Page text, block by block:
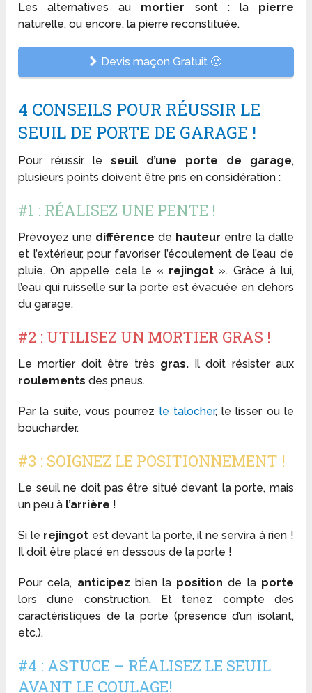
Les alternatives au mortier sont : la pierre
naturelle, ou encore, la pierre reconstituée.
Devis maçon Gratuit 🙂
4 CONSEILS POUR RÉUSSIR LE
SEUIL DE PORTE DE GARAGE !
Pour réussir leseuil d’une porte de garage,
plusieurs points doivent être pris en considération :
#1 : RÉALISEZ UNE PENTE !
Prévoyez une différence de hauteur entre la dalle
et l’extérieur, pour favoriser l’écoulement de l’eau de
pluie. On appelle cela le « rejingot ». Grâce à lui,
l’eau qui ruisselle sur la porte est évacuée en dehors
du garage.
#2 : UTILISEZ UN MORTIER GRAS !
Le mortier doit être très gras. Il doit résister aux
roulements des pneus.
Par la suite, vous pourrez le talocher, le lisser ou le
boucharder.
#3 : SOIGNEZ LE POSITIONNEMENT !
Le seuil ne doit pas être situé devant la porte, mais
un peu à l’arrière !
Si le rejingot est devant la porte, il ne servira à rien !
Il doit être placé en dessous de la porte !
Pour cela, anticipez bien la position de la porte
lors d’une construction. Et tenez compte des
caractéristiques de la porte (présence d’un isolant,
etc.).
#4 : ASTUCE – RÉALISEZ LE SEUIL
AVANT LE COULAGE!